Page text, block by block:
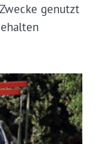
genutzt